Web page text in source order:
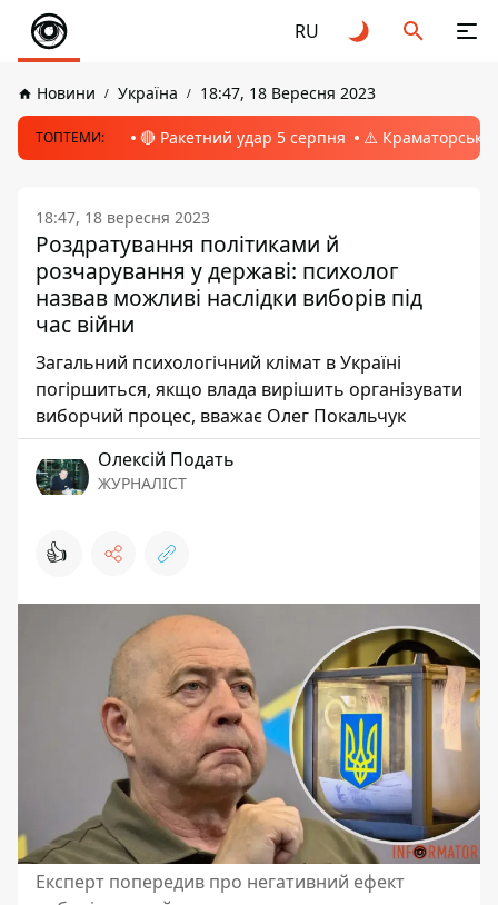
RU
Новини Україна 18:47, 18 Вересня 2023
ТОПТЕМИ: 🔴 Ракетний удар 5 серпня ⚠️ Краматорськ,
18:47, 18 вересня 2023
Роздратування політиками й
розчарування у державі: психолог
назвав можливі наслідки виборів під
час війни
Загальний психологічний клімат в Україні
погіршиться, якщо влада вирішить організувати
виборчий процес, вважає Олег Покальчук
Олексій Подать
ЖУРНАЛІСТ
👍
Експерт попередив про негативний ефект